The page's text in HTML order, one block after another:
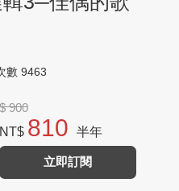
數 9463
$ 900
NT$ 810 半年
立即訂閱